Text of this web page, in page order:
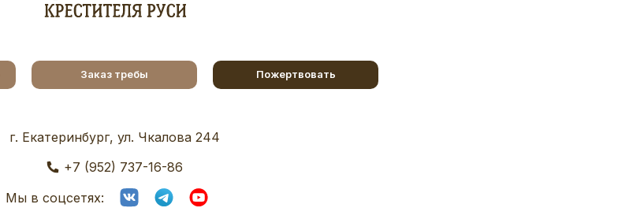
Заказ требы Пожертвовать
г. Екатеринбург, ул. Чкалова 244
+7 (952) 737-16-86
Мы в соцсетях: